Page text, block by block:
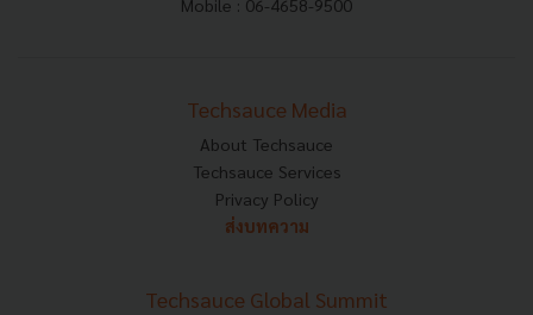
Mobile : 06-4658-9500
Techsauce Media
About Techsauce
Techsauce Services
Privacy Policy
ส่งบทความ
Techsauce Global Summit